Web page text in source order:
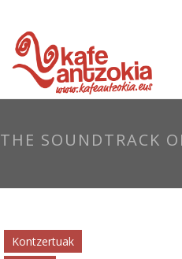
THE SOUNDTRACK
Kontzertuak